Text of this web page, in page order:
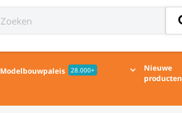
Modelbouwpaleis 28.000+
Nieuwe
producten